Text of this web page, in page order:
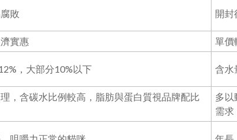
敗 開封
實惠
單價
，大部分10%以下 含水
，含碳水比例較高，脂肪與蛋白質視品牌配比
多以
需求